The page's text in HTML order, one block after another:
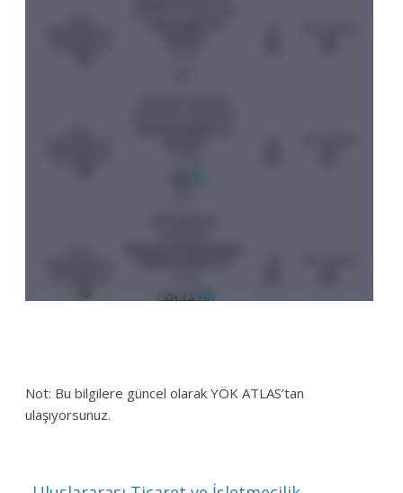
Not: Bu bilgilere güncel olarak YÖK ATLAS’tan
ulaşıyorsunuz.